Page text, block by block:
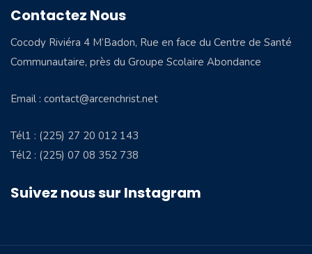
Contactez Nous
Cocody Riviéra 4 M’Badon, Rue en face du Centre de Santé
Communautaire, près du Groupe Scolaire Abondance
Email : contact@arcenchrist.net
Tél1 : (225) 27 20 012 143
Tél2 : (225) 07 08 352 738
Suivez nous sur Instagram